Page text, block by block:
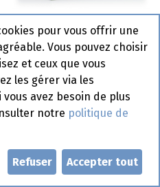
Krikodel Frit Is It 20 x
100 gr
pour vous offrir une
Vous pouvez choisir
et ceux que vous
les gérer via les
avez besoin de plus
notre politique de
Refuser Accepter tout